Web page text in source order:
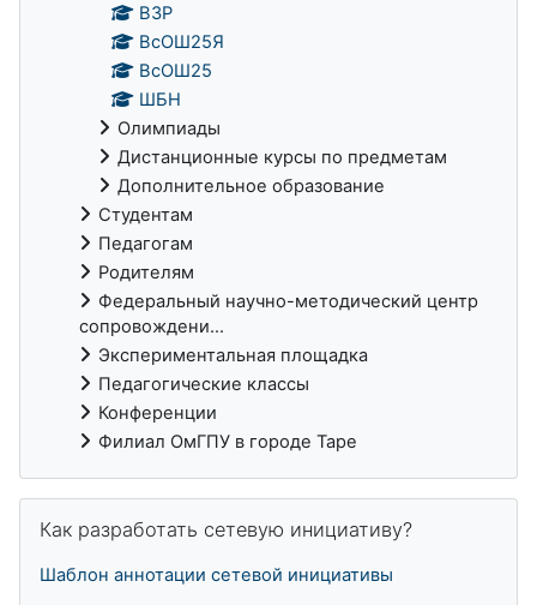
ВЗР
ВсОШ25Я
ВсОШ25
ШБН
Олимпиады
Дистанционные курсы по предметам
Дополнительное образование
Студентам
Педагогам
Родителям
Федеральный научно-методический центр
сопровождени...
Экспериментальная площадка
Педагогические классы
Конференции
Филиал ОмГПУ в городе Таре
Как разработать сетевую инициативу?
Шаблон аннотации сетевой инициативы